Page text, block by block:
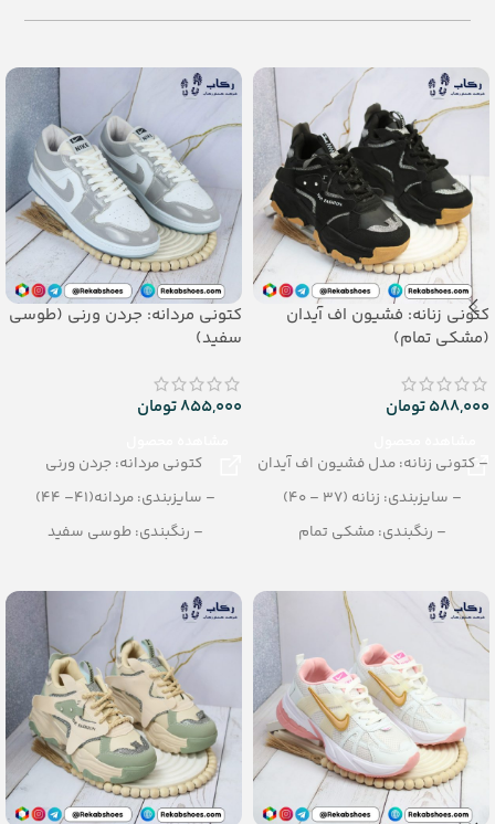
بچگانه (25 - 29)
تعداد در کارتن: 30 جفت
جنس: PU
– جنس: PU
کتونی زنانه: فشیون اف آیدان
(مشکی تمام)
588,000تومان
– کتونی زنانه: مدل فشیون اف آیدان
– سایزبندی: زنانه (37 – 40)
– رنگبندی: مشکی تمام
کتونی مردانه: جردن ورنی (طوسی
سفید)
855,000تومان
کتونی مردانه: جردن ورنی
– سایزبندی: مردانه(41– 44)
– رنگبندی: طوسی سفید